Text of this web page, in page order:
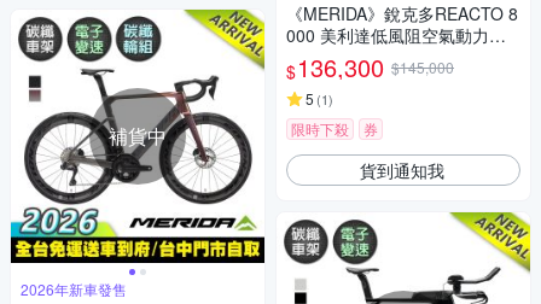
補貨中
2026年新車發售
《MERIDA》銳克多REACTO 8
000 美利達低風阻空氣動力碳
纖跑車/公路車 無附踏板/SHIM
ANO電變/一體式把手/碳纖輪組
$136,300 $145,000
5 (1)
限時下殺 券
貨到通知我